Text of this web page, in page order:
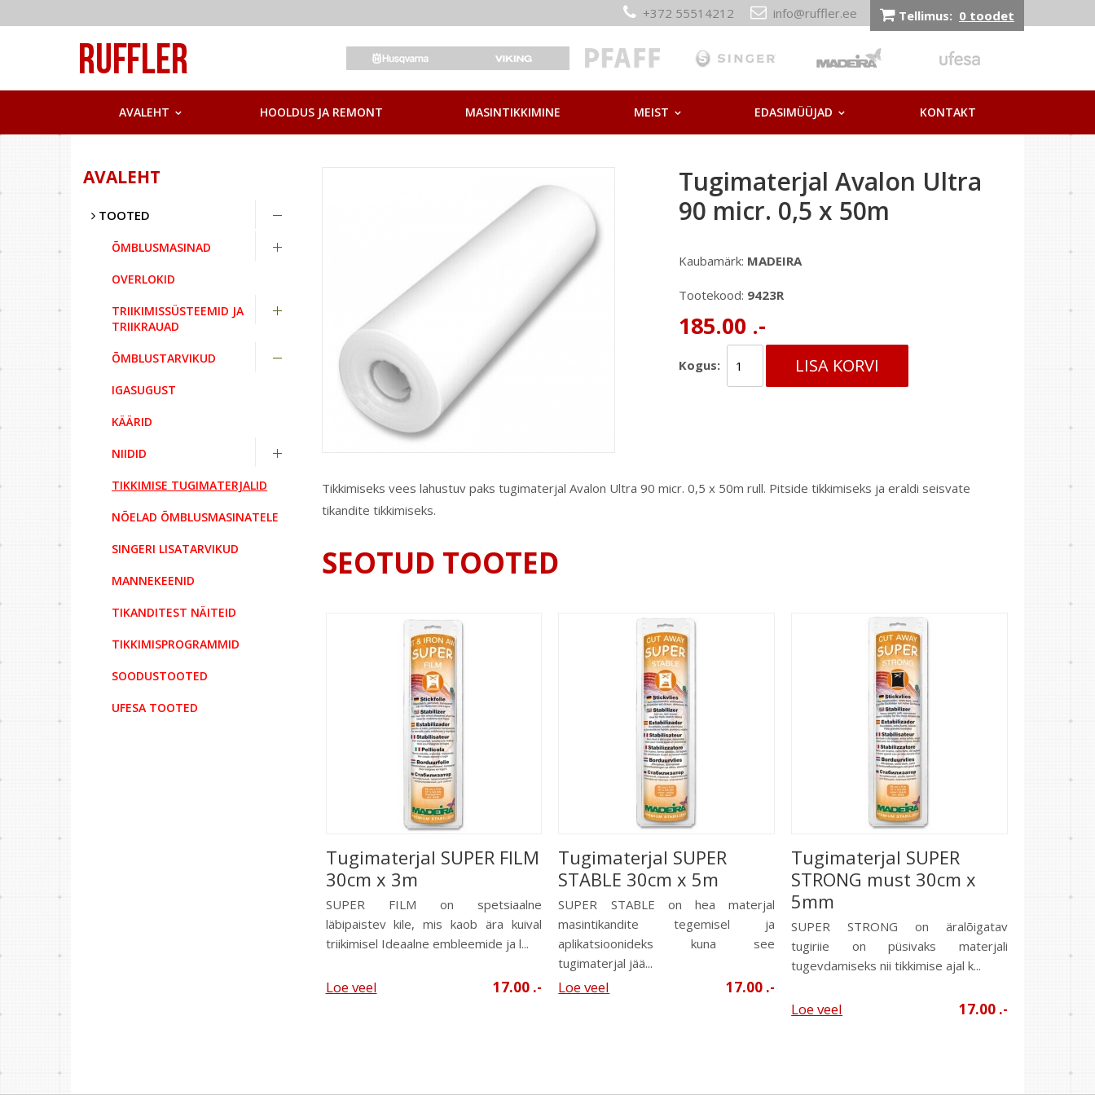
+372 55514212 info@ruffler.ee Tellimus: 0 toodet
AVALEHT HOOLDUS JA REMONT MASINTIKKIMINE MEIST EDASIMÜÜJAD KONTAKT
Tugimaterjal Avalon Ultra
90 micr. 0,5 x 50m
Kaubamärk: MADEIRA
Tootekood: 9423R
185.00 .-
Kogus: LISA KORVI
Tikkimiseks vees lahustuv paks tugimaterjal Avalon Ultra 90 micr. 0,5 x 50m rull. Pitside tikkimiseks ja eraldi seisvate
tikandite tikkimiseks.
SEOTUD TOOTED
Tugimaterjal SUPER FILM
30cm x 3m
SUPER FILM on spetsiaalne
läbipaistev kile, mis kaob ära kuival
triikimisel Ideaalne embleemide ja l...
Loe veel 17.00 .-
Tugimaterjal SUPER
STABLE 30cm x 5m
SUPER STABLE on hea materjal
masintikandite tegemisel ja
aplikatsioonideks kuna see
tugimaterjal jää...
Loe veel 17.00 .-
Tugimaterjal SUPER
STRONG must 30cm x
5mm
SUPER STRONG on äralõigatav
tugiriie on püsivaks materjali
tugevdamiseks nii tikkimise ajal k...
Loe veel 17.00 .-
AVALEHT
TOOTED
ÕMBLUSMASINAD
OVERLOKID
TRIIKIMISSÜSTEEMID JA
TRIIKRAUAD
ÕMBLUSTARVIKUD
IGASUGUST
KÄÄRID
NIIDID
TIKKIMISE TUGIMATERJALID
NÕELAD ÕMBLUSMASINATELE
SINGERI LISATARVIKUD
MANNEKEENID
TIKANDITEST NÄITEID
TIKKIMISPROGRAMMID
SOODUSTOOTED
UFESA TOOTED